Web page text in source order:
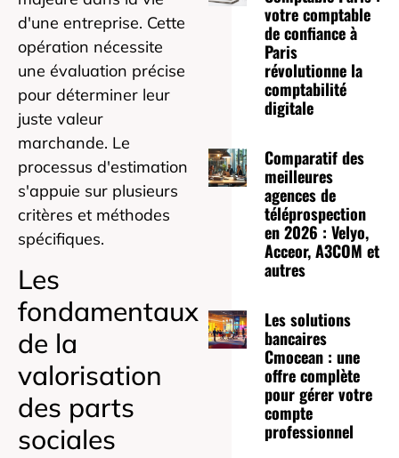
d'une entreprise. Cette
opération nécessite
une évaluation précise
pour déterminer leur
juste valeur
marchande. Le
processus d'estimation
s'appuie sur plusieurs
critères et méthodes
spécifiques.
Les
fondamentaux
de la
valorisation
des parts
sociales
votre comptable
de confiance à
Paris
révolutionne la
comptabilité
digitale
Comparatif des
meilleures
agences de
téléprospection
en 2026 : Velyo,
Acceor, A3COM et
autres
Les solutions
bancaires
Cmocean : une
offre complète
pour gérer votre
compte
professionnel